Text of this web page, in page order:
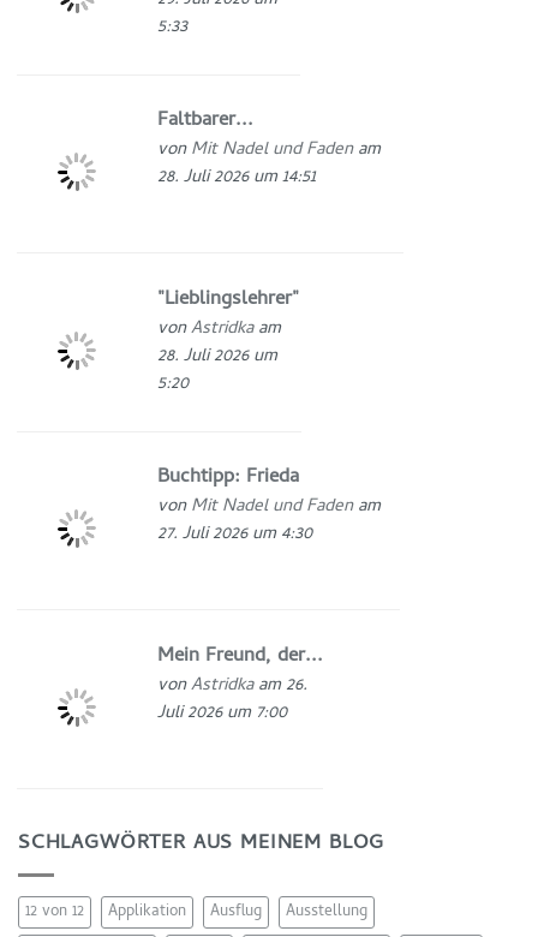
5:33
Faltbarer...
vonMit Nadel und Fadenam
28. Juli 2026 um 14:51
"Lieblingslehrer"
vonAstridkaam
28. Juli 2026 um
5:20
Buchtipp: Frieda
vonMit Nadel und Fadenam
27. Juli 2026 um 4:30
Mein Freund, der...
vonAstridkaam 26.
Juli 2026 um 7:00
SCHLAGWÖRTER AUS MEINEM BLOG
12 von 12 Applikation Ausflug
Ausstellung